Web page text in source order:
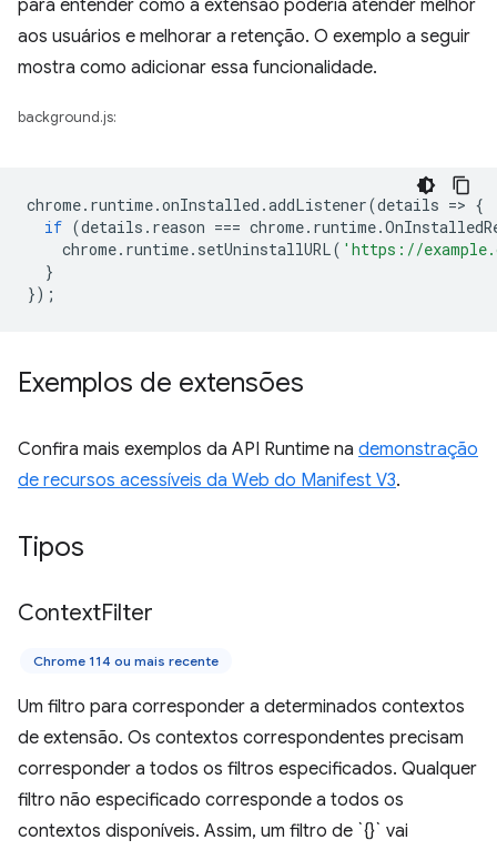
para entender como a extensão poderia atender melhor
aos usuários e melhorar a retenção. O exemplo a seguir
mostra como adicionar essa funcionalidade.
background.js:
chrome. runtime.onInstalled .addListener(details => {
if (details . reason === chrome. runtime.
chrome. runtime. setUninstallURL( 'https://
}
});
Exemplos de extensões
Confira mais exemplos da API Runtime na demonstração
de recursos acessíveis da Web do Manifest V3.
Tipos
ContextFilter
Chrome 114 ou mais recente
Um filtro para corresponder a determinados contextos
de extensão. Os contextos correspondentes precisam
corresponder a todos os filtros especificados. Qualquer
filtro não especificado corresponde a todos os
contextos disponíveis. Assim, um filtro de `{}` vai